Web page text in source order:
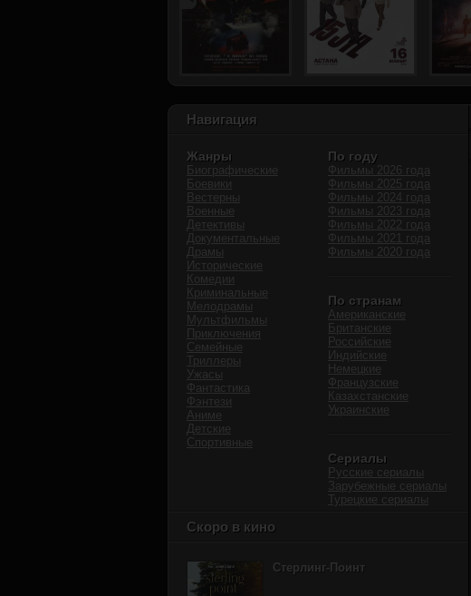
Навигация
Жанры
Биографические
Боевики
Вестерны
Военные
Детективы
Документальные
Драмы
Исторические
Комедии
Криминальные
Мелодрамы
Мультфильмы
Приключения
Семейные
Триллеры
Ужасы
Фантастика
Фэнтези
Аниме
Детские
Спортивные
По году
Фильмы 2026 года
Фильмы 2025 года
Фильмы 2024 года
Фильмы 2023 года
Фильмы 2022 года
Фильмы 2021 года
Фильмы 2020 года
По странам
Американские
Британские
Российские
Индийские
Немецкие
Французские
Казахстанские
Украинские
Сериалы
Русские сериалы
Зарубежные сериалы
Турецкие сериалы
Скоро в кино
Стерлинг-Поинт